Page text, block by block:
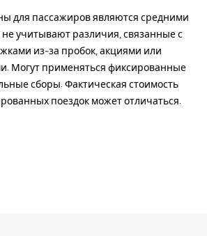
для пассажиров являются средними
не учитывают различия, связанные с
из-за пробок, акциями или
Могут применяться фиксированные
сборы. Фактическая стоимость
поездок может отличаться.